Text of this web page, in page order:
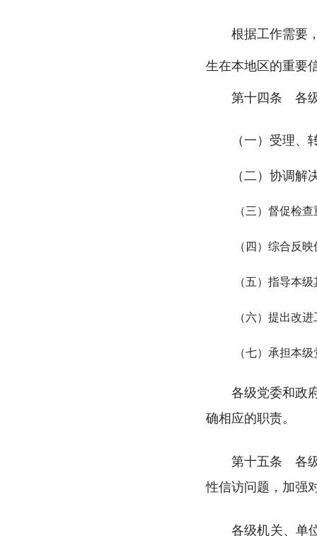
根据工作需要，
生在本地区的重要
第十四条 各级
（一）受理、转
（二）协调解
（三）督促检
（四）综合反
（五）指导本
（六）提出改
（七）承担本
各级党委和政
确相应的职责。
第十五条 各级党
性信访问题，加强
各级机关、单